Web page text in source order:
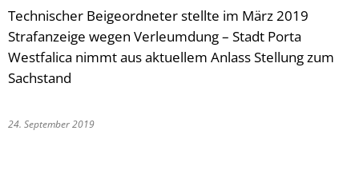
Technischer Beigeordneter stellte im März 2019
Strafanzeige wegen Verleumdung – Stadt Porta
Westfalica nimmt aus aktuellem Anlass Stellung zum
Sachstand
24. September 2019